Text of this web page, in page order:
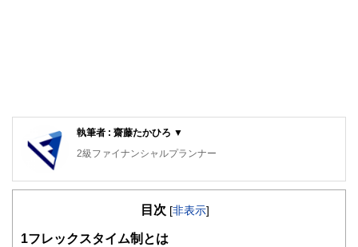
執筆者 : 齋藤たかひろ ▼
2級ファイナンシャルプランナー
目次 [非表示]
1フレックスタイム制とは